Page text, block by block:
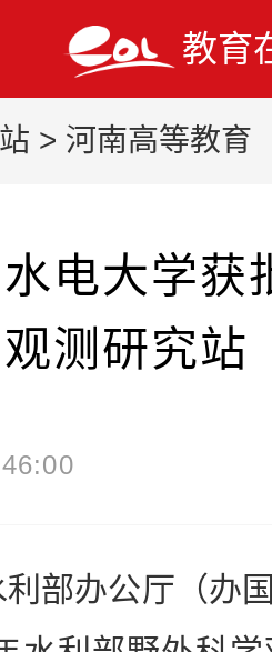
教育
> 河南高等教育
电大学获
测研究站
办公厅（办国